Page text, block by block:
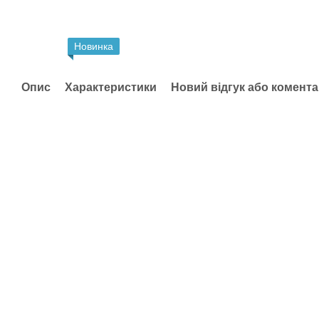
Новинка
Опис Характеристики Новий відгук або